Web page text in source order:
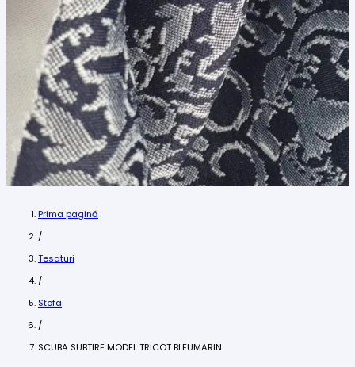
Prima pagină
/
Tesaturi
/
Stofa
/
SCUBA SUBTIRE MODEL TRICOT BLEUMARIN